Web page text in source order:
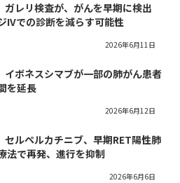
ガレリ検査が、がんを早期に検出
IVでの診断を減らす可能性
2026年6月11日
イボネスシマブが一部の肺がん患者
を延長
2026年6月12日
セルペルカチニブ、早期RET陽性肺
法で再発、進行を抑制
2026年6月6日